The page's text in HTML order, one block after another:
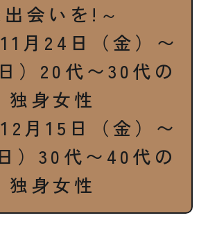
出会いを!～
月24日（金）〜
）20代〜30代の
独身女性
月15日（金）〜
）30代〜40代の
独身女性